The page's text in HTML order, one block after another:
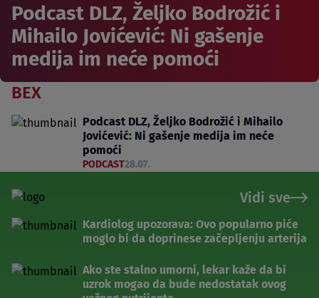
Podcast DLZ, Željko Bodrožić i
Mihailo Jovićević: Ni gašenje
medija im neće pomoći
BEX
Podcast DLZ, Željko Bodrožić i Mihailo
Jovićević: Ni gašenje medija im neće
pomoći
PODCAST28.07.
Vidi sve
Kardiolog upozorava: Ovo popularno piće
moglo bi da doprinese začepljenju arterija
Ako ste stalno umorni, lekar kaže da bi
uzrok mogao da bude nedostatak ovog